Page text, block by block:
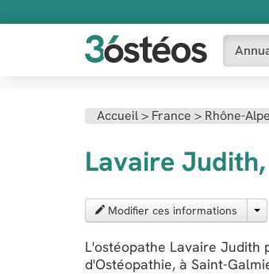
Accueil> France > Rhône-
Lavaire
Modifier ces informations
L'ostéopathe Lavaire Judith
d'Ostéopathie, à Saint-